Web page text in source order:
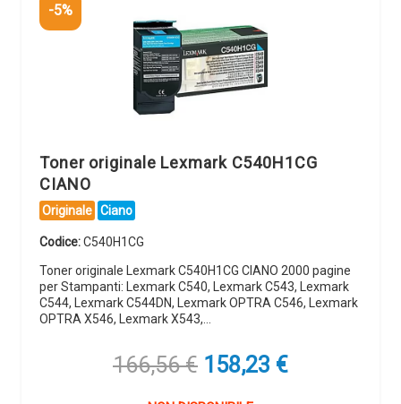
-5%
Toner originale Lexmark C540H1CG
CIANO
Originale Ciano
Codice:C540H1CG
Toner originale Lexmark C540H1CG CIANO 2000 pagine
per Stampanti: Lexmark C540, Lexmark C543, Lexmark
C544, Lexmark C544DN, Lexmark OPTRA C546, Lexmark
OPTRA X546, Lexmark X543,…
166,56€ Il
158,23 €Il